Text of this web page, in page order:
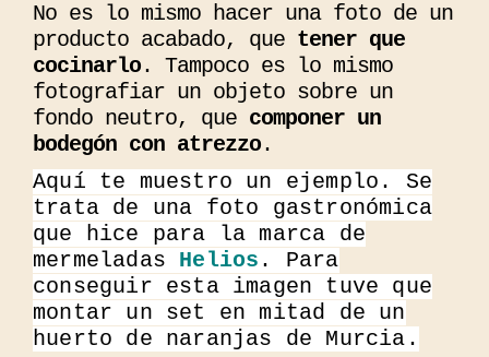
No es lo mismo hacer una foto de un
producto acabado, que tener que
cocinarlo. Tampoco es lo mismo
fotografiar un objeto sobre un
fondo neutro, que componer un
bodegón con atrezzo.
Aquí te muestro un ejemplo. Se
trata de una foto gastronómica
que hice para la marca de
mermeladas Helios . Para
conseguir esta imagen tuve que
montar un set en mitad de un
huerto de naranjas de Murcia.